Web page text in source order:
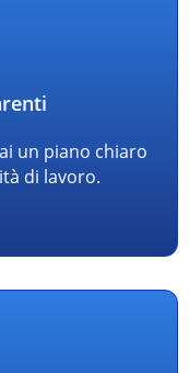
un piano chiaro
di lavoro.